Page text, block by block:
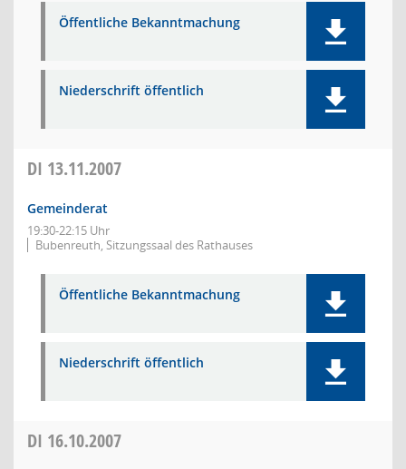
Öffentliche Bekanntmachung
Niederschrift öffentlich
DI 13.11.2007
Gemeinderat
19:30-22:15 Uhr
Bubenreuth, Sitzungssaal des Rathauses
Öffentliche Bekanntmachung
Niederschrift öffentlich
DI 16.10.2007